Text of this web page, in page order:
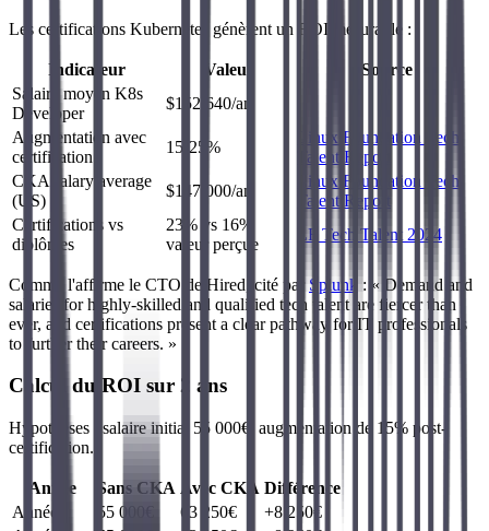
Les certifications Kubernetes génèrent un ROI mesurable :
Indicateur Valeur
Source
Salaire moyen K8s
Developer
$152 640/an
Augmentation avec
certification
15-25%
Linux Foundation Tech
Talent Report
CKA salary average
(US)
$147 000/an
Linux Foundation Tech
Talent Report
Certifications vs
diplômes
23% vs 16%
valeur perçue
LF Tech Talent 2024
Comme l'affirme le CTO de Hired, cité par Splunk : « Demand and
salaries for highly-skilled and qualified tech talent are fiercer than
ever, and certifications present a clear pathway for IT professionals
to further their careers. »
Calcul du ROI sur 2 ans
Hypothèses : salaire initial 55 000€, augmentation de 15% post-
certification.
Année Sans CKA Avec CKA Différence
Année 1
55 000€ 63 250€
+8 250€